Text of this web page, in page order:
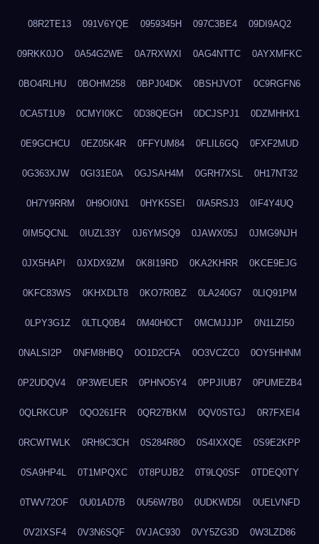
08R2TE13 091V6YQE 0959345H 097C3BE4 09DI9AQ2
09RKK0JO 0A54G2WE 0A7RXWXI 0AG4NTTC 0AYXMFKC
0BO4RLHU 0BOHM258 0BPJ04DK 0BSHJVOT 0C9RGFN6
0CA5T1U9 0CMYI0KC 0D38QEGH 0DCJSPJ1 0DZMHHX1
0E9GCHCU 0EZ05K4R 0FFYUM84 0FLIL6GQ 0FXF2MUD
0G363XJW 0GI31E0A 0GJSAH4M 0GRH7XSL 0H17NT32
0H7Y9RRM 0H9OI0N1 0HYK5SEI 0IA5RSJ3 0IF4Y4UQ
0IM5QCNL 0IUZL33Y 0J6YMSQ9 0JAWX05J 0JMG9NJH
0JX5HAPI 0JXDX9ZM 0K8I19RD 0KA2KHRR 0KCE9EJG
0KFC83WS 0KHXDLT8 0KO7R0BZ 0LA240G7 0LIQ91PM
0LPY3G1Z 0LTLQ0B4 0M40H0CT 0MCMJJJP 0N1LZI50
0NALSI2P 0NFM8HBQ 0O1D2CFA 0O3VCZC0 0OY5HHNM
0P2UDQV4 0P3WEUER 0PHNO5Y4 0PPJIUB7 0PUMEZB4
0QLRKCUP 0QO261FR 0QR27BKM 0QV0STGJ 0R7FXEI4
0RCWTWLK 0RH9C3CH 0S284R8O 0S4IXXQE 0S9E2KPP
0SA9HP4L 0T1MPQXC 0T8PUJB2 0T9LQ0SF 0TDEQ0TY
0TWV72OF 0U01AD7B 0U56W7B0 0UDKWD5I 0UELVNFD
0V2IXSF4 0V3N6SQF 0VJAC930 0VY5ZG3D 0W3LZD86